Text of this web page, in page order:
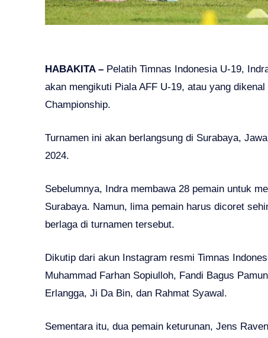
HABAKITA – Pelatih Timnas Indonesia U-19,
akan mengikuti Piala AFF U-19, atau yang
Championship.
Turnamen ini akan berlangsung di Surabaya,
2024.
Sebelumnya, Indra membawa 28 pemain untuk
Surabaya. Namun, lima pemain harus dicoret
berlaga di turnamen tersebut.
Dikutip dari akun Instagram resmi Timnas
Muhammad Farhan Sopiulloh, Fandi Bagus
Erlangga, Ji Da Bin, dan Rahmat Syawal.
Sementara itu, dua pemain keturunan, Jens